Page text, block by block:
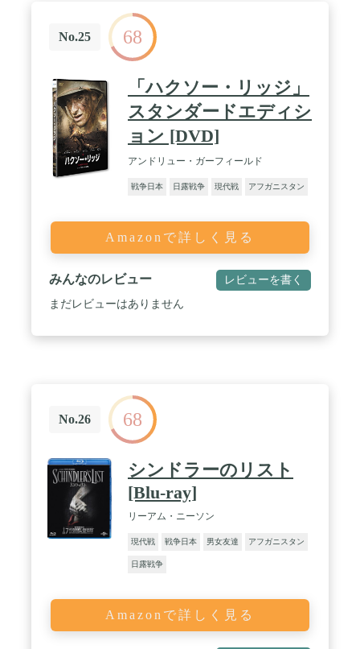
No.25 68
「ハクソー・リッジ」
スタンダードエディシ
ョン [DVD]
アンドリュー・ガーフィールド
戦争日本 日露戦争 現代戦 アフガニスタン
Amazonで詳しく見る
みんなのレビュー レビューを書く
まだレビューはありません
No.26 68
シンドラーのリスト
[Blu-ray]
リーアム・ニーソン
現代戦 戦争日本 男女友達 アフガニスタン
日露戦争
Amazonで詳しく見る